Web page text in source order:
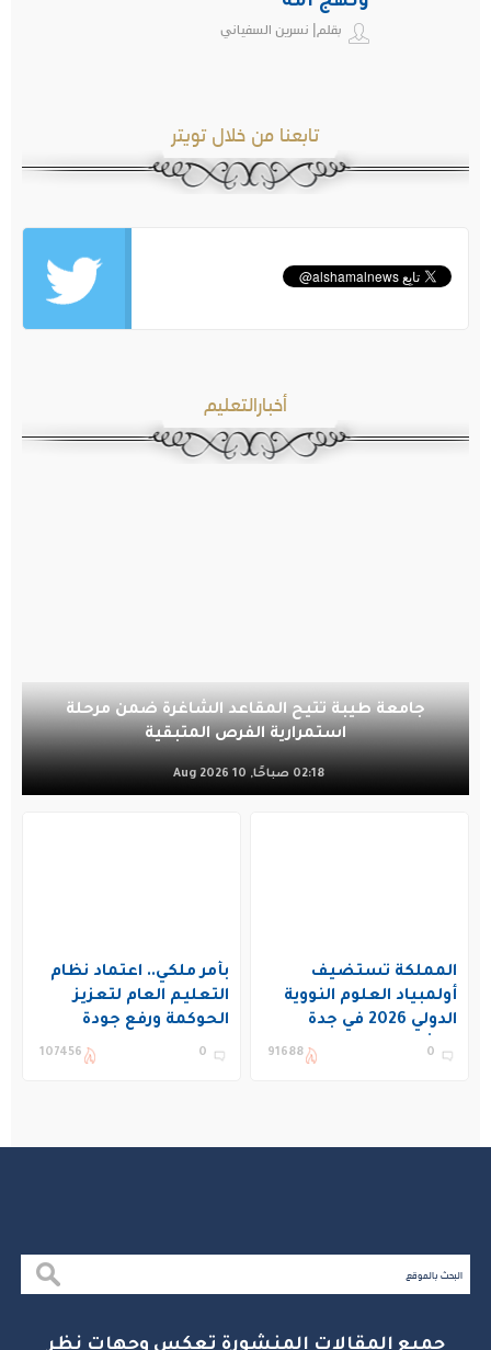
بقلم| نسرين السفياني
تابعنا من خلال تويتر
أخبارالتعليم
جامعة طيبة تتيح المقاعد الشاغرة ضمن مرحلة
استمرارية الفرص المتبقية
02:18 صباحًا, 10 Aug 2026
المملكة تستضيف
أولمبياد العلوم النووية
الدولي 2026 في جدة
بمشاركة 19 دولة
0
91688
بأمر ملكي.. اعتماد نظام
التعليم العام لتعزيز
الحوكمة ورفع جودة
التعليم في المملكة
0
107456